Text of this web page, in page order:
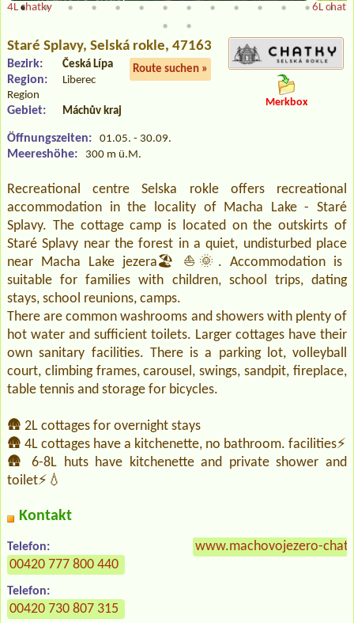
4L chatky 6L
Staré Splavy, Selská rokle, 47163
Route suchen »
Bezirk: Česká Lípa
Region:
Liberec
Region
Gebiet: Máchův kraj
Öffnungszeiten: 01.05. - 30.09.
Meereshöhe: 300 m ü.M.
Merkbox
Recreational centre Selska rokle offers recreational
accommodation in the locality of Macha Lake - Staré
Splavy. The cottage camp is located on the outskirts of
Staré Splavy near the forest in a quiet, undisturbed place
near Macha Lake jezera🏖️⛵🌞. Accommodation is
suitable for families with children, school trips, dating
stays, school reunions, camps.
There are common washrooms and showers with plenty of
hot water and sufficient toilets. Larger cottages have their
own sanitary facilities. There is a parking lot, volleyball
court, climbing frames, carousel, swings, sandpit, fireplace,
table tennis and storage for bicycles.
🛖 2L cottages for overnight stays
🛖 4L cottages have a kitchenette, no bathroom. facilities⚡
🛖 6-8L huts have kitchenette and private shower and
toilet⚡💧
Kontakt
Telefon:
00420 777 800 440
Telefon:
00420 730 807 315
www.machovojezero-